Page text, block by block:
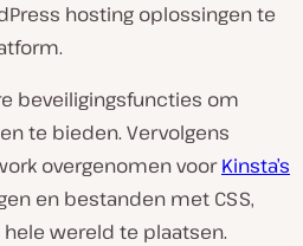
hosting oplossingen te
beveiligingsfuncties om
te bieden. Vervolgens
overgenomen voorKinsta’s
en bestanden met CSS,
wereld te plaatsen.